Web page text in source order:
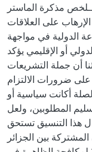
مذكرة الماستر
على العلاقات
الدولية في مواجهة
أو الإقليمي يؤكد
أن جملة التشريعات
على ضرورات الالتزام
أكانت سياسية أو
المطلوبين، ولعل
هذا التنسيق تستحق
بين الجزائر